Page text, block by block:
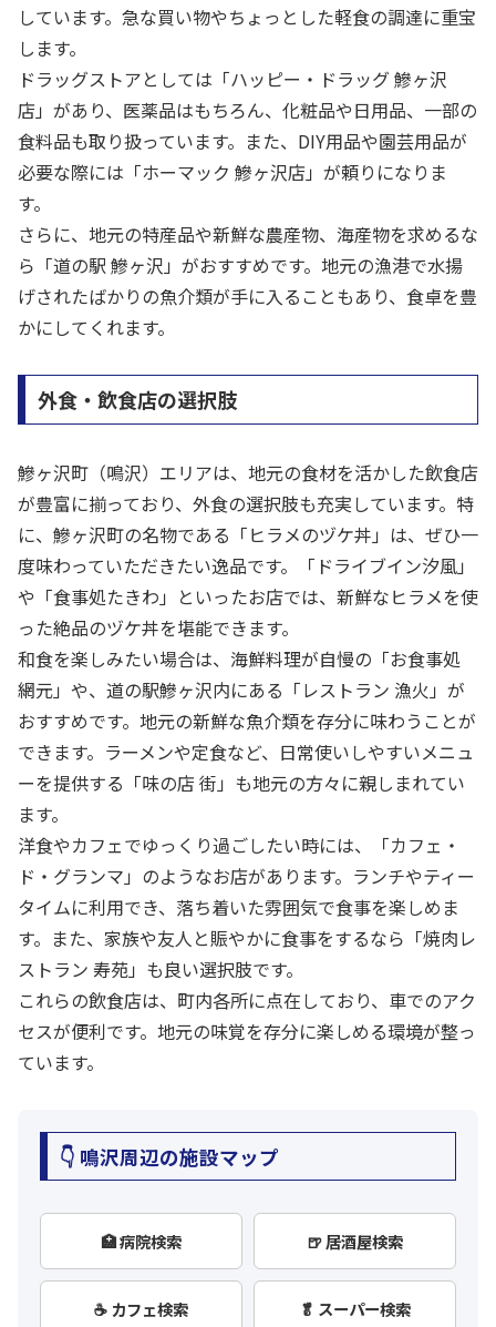
しています。急な買い物やちょっとした軽食の調達に重宝
します。
ドラッグストアとしては「ハッピー・ドラッグ 鰺ヶ沢
店」があり、医薬品はもちろん、化粧品や日用品、一部の
食料品も取り扱っています。また、DIY用品や園芸用品が
必要な際には「ホーマック 鰺ヶ沢店」が頼りになりま
す。
さらに、地元の特産品や新鮮な農産物、海産物を求めるな
ら「道の駅 鰺ヶ沢」がおすすめです。地元の漁港で水揚
げされたばかりの魚介類が手に入ることもあり、食卓を豊
かにしてくれます。
外食・飲食店の選択肢
鰺ヶ沢町（鳴沢）エリアは、地元の食材を活かした飲食店
が豊富に揃っており、外食の選択肢も充実しています。特
に、鰺ヶ沢町の名物である「ヒラメのヅケ丼」は、ぜひ一
度味わっていただきたい逸品です。「ドライブイン汐風」
や「食事処たきわ」といったお店では、新鮮なヒラメを使
った絶品のヅケ丼を堪能できます。
和食を楽しみたい場合は、海鮮料理が自慢の「お食事処
網元」や、道の駅鰺ヶ沢内にある「レストラン 漁火」が
おすすめです。地元の新鮮な魚介類を存分に味わうことが
できます。ラーメンや定食など、日常使いしやすいメニュ
ーを提供する「味の店 街」も地元の方々に親しまれてい
ます。
洋食やカフェでゆっくり過ごしたい時には、「カフェ・
ド・グランマ」のようなお店があります。ランチやティー
タイムに利用でき、落ち着いた雰囲気で食事を楽しめま
す。また、家族や友人と賑やかに食事をするなら「焼肉レ
ストラン 寿苑」も良い選択肢です。
これらの飲食店は、町内各所に点在しており、車でのアク
セスが便利です。地元の味覚を存分に楽しめる環境が整っ
ています。
👇 鳴沢周辺の施設マップ
🏥 病院検索 🍺 居酒屋検索
☕ カフェ検索 🥬 スーパー検索